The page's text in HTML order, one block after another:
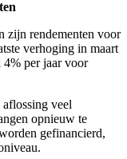
zijn rendementen voor
verhoging in maart
4% per jaar voor
aflossing veel
opnieuw te
gefinancierd,